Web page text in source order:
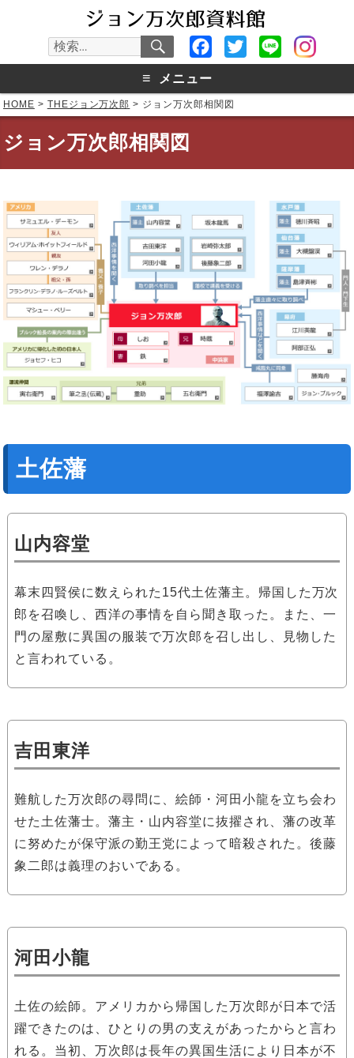
検
索:
索
Facebook
Twitter Line
≡ メニュー
HOME > THEジョン万次郎 > ジョン万次郎相関図
ジョン万次郎相関図
土佐藩
山内容堂
幕末四賢侯に数えられた15代土佐藩主。帰国した万次
郎を召喚し、西洋の事情を自ら聞き取った。また、一
門の屋敷に異国の服装で万次郎を召し出し、見物した
と言われている。
吉田東洋
難航した万次郎の尋問に、絵師・河田小龍を立ち会わ
せた土佐藩士。藩主・山内容堂に抜擢され、藩の改革
に努めたが保守派の勤王党によって暗殺された。後藤
象二郎は義理のおいである。
河田小龍
土佐の絵師。アメリカから帰国した万次郎が日本で活
躍できたのは、ひとりの男の支えがあったからと言わ
れる。当初、万次郎は長年の異国生活により日本が不